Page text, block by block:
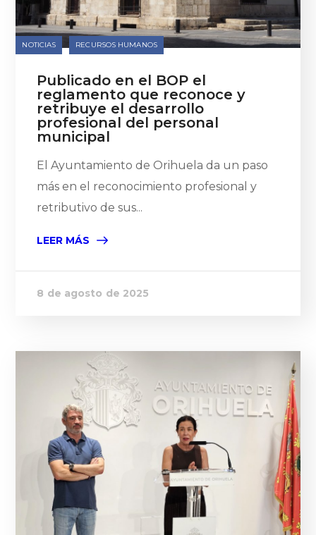
NOTICIAS RECURSOS HUMANOS
Publicado en el BOP el
reglamento que reconoce y
retribuye el desarrollo
profesional del personal
municipal
El Ayuntamiento de Orihuela da un paso
más en el reconocimiento profesional y
retributivo de sus...
LEER MÁS
8 de agosto de 2025